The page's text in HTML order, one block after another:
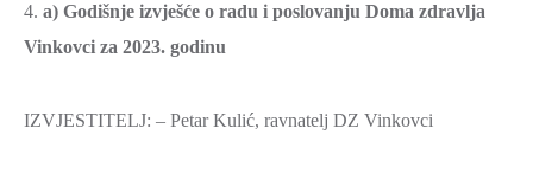
4. a) Godišnje izvješće o radu i poslovanju Doma zdravlja
Vinkovci za 2023. godinu
IZVJESTITELJ: – Petar Kulić, ravnatelj DZ Vinkovci